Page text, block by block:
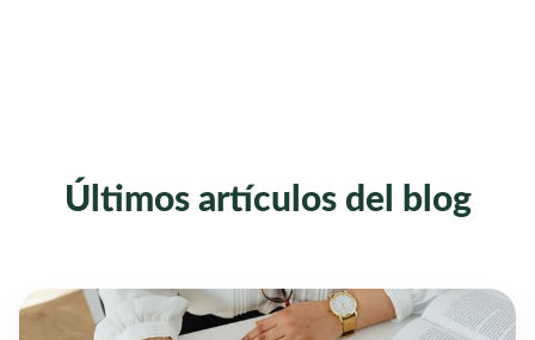
Últimos artículos del blog